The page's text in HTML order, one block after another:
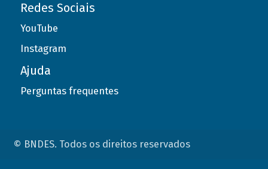
Redes Sociais
YouTube
Instagram
Ajuda
Perguntas frequentes
© BNDES. Todos os direitos reservados